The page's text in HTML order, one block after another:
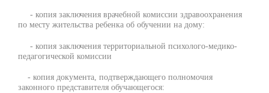
- копия заключения врачебной комиссии здравоохранения
по месту жительства ребенка об обучении на дому:
- копия заключения территориальной психолого-медико-
педагогической комиссии
- копия документа, подтверждающего полномочия
законного представителя обучающегося: